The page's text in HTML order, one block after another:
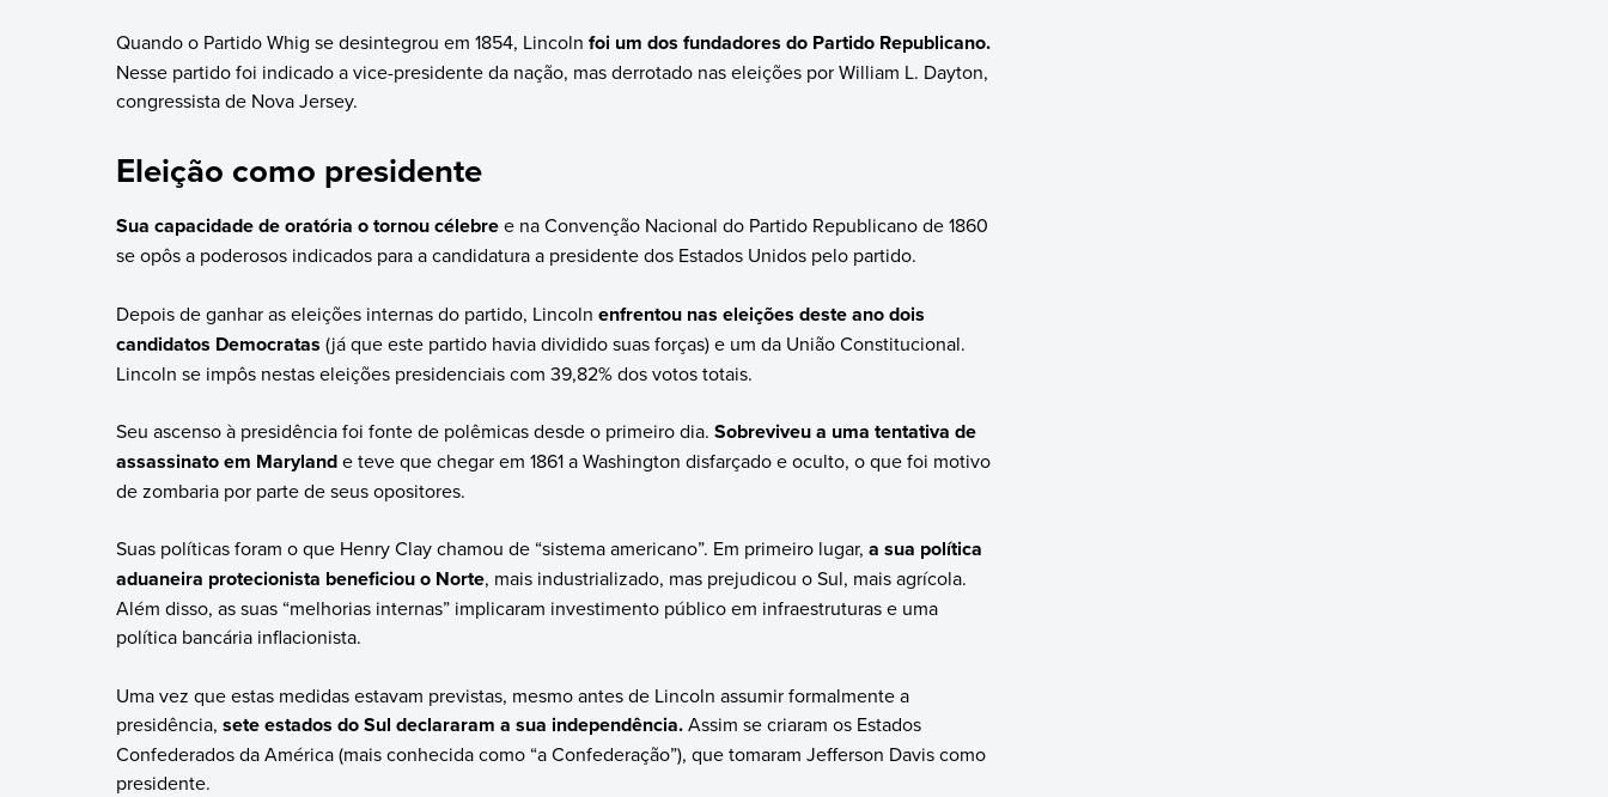
Quando o Partido Whig se desintegrou em 1854, Lincoln foi um dos fundadores do Partido Republicano.
Nesse partido foi indicado a vice-presidente da nação, mas derrotado nas eleições por William L. Dayton,
congressista de Nova Jersey.
Eleição como presidente
Sua capacidade de oratória o tornou célebree na Convenção Nacional do Partido Republicano de 1860
se opôs a poderosos indicados para a candidatura a presidente dos Estados Unidos pelo partido.
Depois de ganhar as eleições internas do partido, Lincoln enfrentou nas eleições deste ano dois
candidatos Democratas (já que este partido havia dividido suas forças) e um da União Constitucional.
Lincoln se impôs nestas eleições presidenciais com 39,82% dos votos totais.
Seu ascenso à presidência foi fonte de polêmicas desde o primeiro dia. Sobreviveu a uma tentativa de
assassinato em Marylande teve que chegar em 1861 a Washington disfarçado e oculto, o que foi motivo
de zombaria por parte de seus opositores.
Suas políticas foram o que Henry Clay chamou de “sistema americano”. Em primeiro lugar, a sua política
aduaneira protecionista beneficiou o Norte, mais industrializado, mas prejudicou o Sul, mais agrícola.
Além disso, as suas “melhorias internas” implicaram investimento público em infraestruturas e uma
política bancária inflacionista.
Uma vez que estas medidas estavam previstas, mesmo antes de Lincoln assumir formalmente a
presidência, sete estados do Sul declararam a sua independência.Assim se criaram os Estados
Confederados da América (mais conhecida como “a Confederação”), que tomaram Jefferson Davis como
presidente.